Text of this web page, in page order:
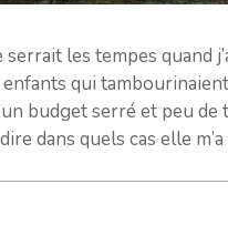
serrait les tempes quand
qui
budget serré et peu de
dans quels cas elle